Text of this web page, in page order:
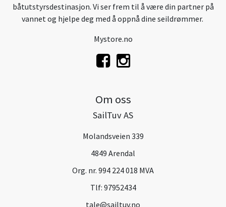
båtutstyrsdestinasjon. Vi ser frem til å være din partner på
vannet og hjelpe deg med å oppnå dine seildrømmer.
Mystore.no
Om oss
SailTuv AS
Molandsveien 339
4849 Arendal
Org. nr. 994 224 018 MVA
Tlf: 97952434
tale@sailtuv.no